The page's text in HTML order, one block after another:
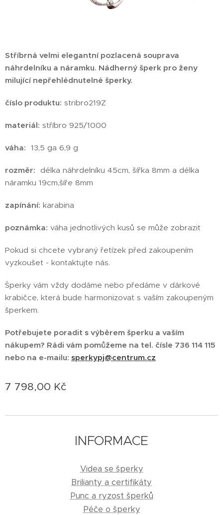
Stříbrná velmi elegantní pozlacená souprava
náhrdelníku a náramku. Nádherný šperk pro ženy
milující nepřehlédnutelné šperky.
číslo produktu: stribro219Z
materiál: stříbro 925/1000
váha: 13,5 ga 6,9 g
rozměr: délka náhrdelníku 45cm, šířka 8mm a délka
náramku 19cm,šíře 8mm
zapínání: karabina
poznámka: váha jednotlivých kusů se může zobrazit
Pokud si chcete vybraný řetízek před zakoupením
vyzkoušet - kontaktujte nás.
Šperky vám vždy dodáme nebo předáme v dárkové
krabičce, která bude harmonizovat s vaším zakoupeným
šperkem.
Potřebujete poradit s výběrem šperku a vaším
nákupem? Rádi vám pomůžeme na tel. čísle 736 114 115
nebo na e-mailu: sperkypj@centrum.cz
7 798,00 Kč
INFORMACE
Videa se šperky
Brilianty a certifikáty
Punc a ryzost šperků
Péče o šperky